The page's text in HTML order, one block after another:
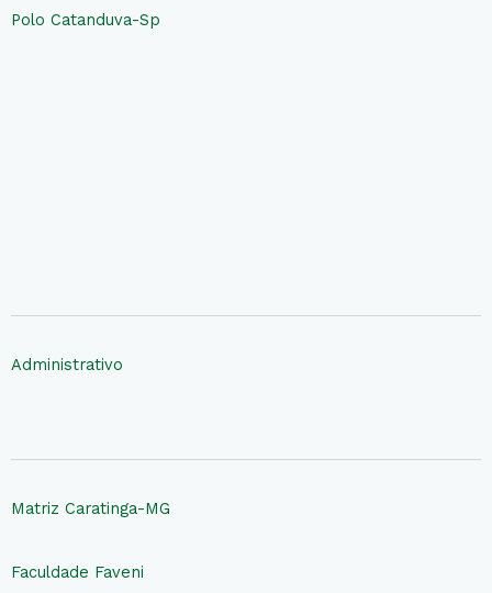
Polo Catanduva-Sp
Administrativo
Matriz Caratinga-MG
Faculdade Faveni